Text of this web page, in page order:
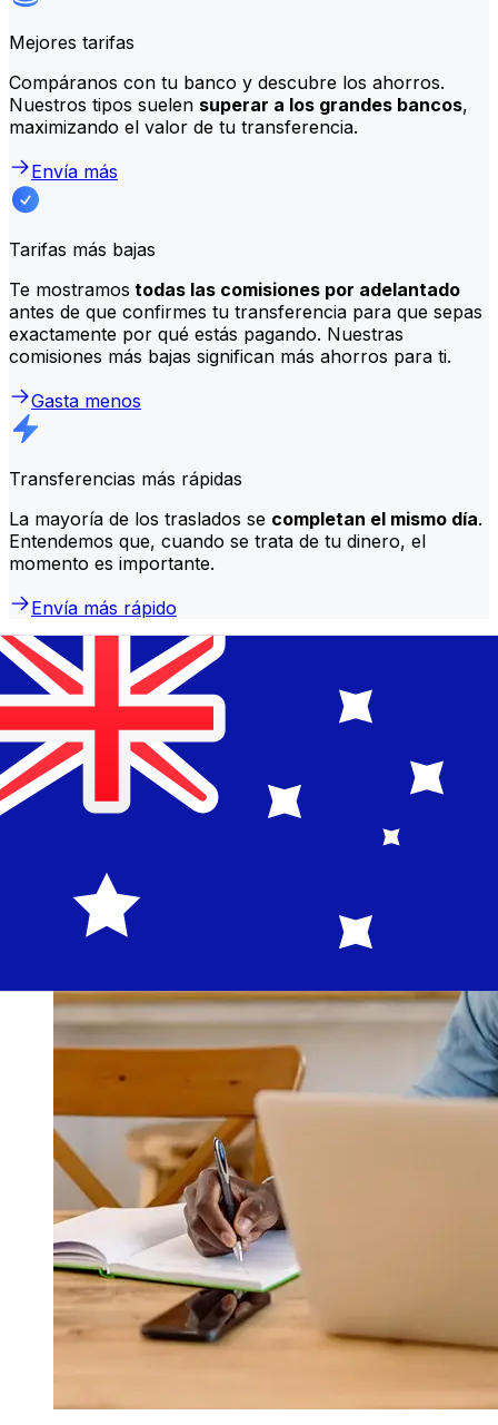
Mejores tarifas
Compáranos con tu banco y descubre los ahorros.
Nuestros tipos suelen superar a los grandes bancos,
maximizando el valor de tu transferencia.
Envía más
Tarifas más bajas
Te mostramos todas las comisiones por adelantado
antes de que confirmes tu transferencia para que sepas
exactamente por qué estás pagando. Nuestras
comisiones más bajas significan más ahorros para ti.
Gasta menos
Transferencias más rápidas
La mayoría de los traslados se completan el mismo día.
Entendemos que, cuando se trata de tu dinero, el
momento es importante.
Envía más rápido